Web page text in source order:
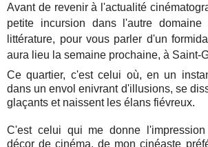
Avant de revenir à l'actualité
petite incursion dans l'autre
littérature, pour vous parler d'un
aura lieu la semaine prochaine, à Saint-
Ce quartier, c'est celui où, en un
dans un envol enivrant d'illusions, se
glaçants et naissent les élans fiévreux.
C'est celui qui me donne
décor de cinéma, de mon cinéaste